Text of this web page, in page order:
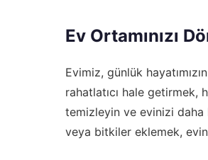
Ev Ortamınızı
Evimiz, günlük
rahatlatıcı hale getirmek,
temizleyin ve evinizi daha
veya bitkiler eklemek,